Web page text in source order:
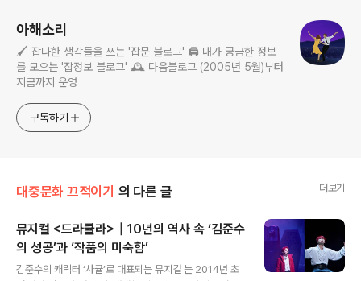
아해소리
🖌️ 잡다한 생각들을 쓰는 '잡문 블로그' 🖨️ 내가 궁금한 정보
를 모으는 '잡정보 블로그' 🕰️ 다음블로그 (2005년 5월)부터
지금까지 운영
구독하기
대중문화 끄적이기 의 다른 글 더보기
뮤지컬 <드라큘라>┃10년의 역사 속 ‘김준수
의 성공’과 ‘작품의 미숙함’
김준수의 캐릭터 ‘사큘’로 대표되는 뮤지컬 는 2014년 초